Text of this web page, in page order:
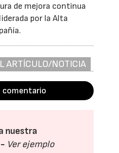
de mejora continua
por la Alta
ARTÍCULO/NOTICIA
comentario
nuestra
Ver ejemplo